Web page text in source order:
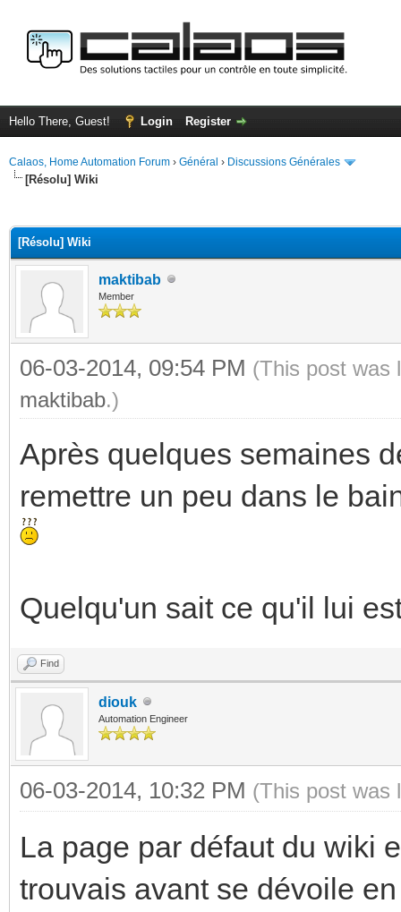
Hello There, Guest! Login Register
Calaos, Home Automation Forum › Général › Discussions Générales
[Résolu] Wiki
[Résolu] Wiki
maktibab
Member
06-03-2014, 09:54 PM (This post was
maktibab.)
Après quelques semaines
remettre un peu dans le
Quelqu'un sait ce qu'il lui
Find
diouk
Automation Engineer
06-03-2014, 10:32 PM (This post was
La page par défaut du wiki
trouvais avant se dévoile